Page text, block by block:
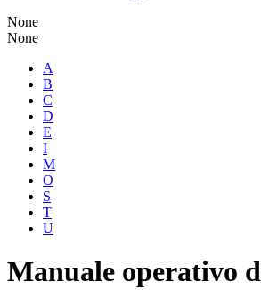
None
None
A
B
C
D
E
I
M
O
S
T
U
Manuale operativo